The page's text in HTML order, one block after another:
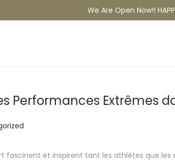
We Are Open Now!!
Performances Extrêmes
fascinent et inspirent tant les athlètes que